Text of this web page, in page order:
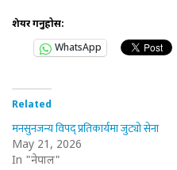
शेयर गर्नुहोस:
WhatsApp
Related
मनसुनजन्य विपद् प्रतिकार्यमा जुट्यो सेना
May 21, 2026
In "नेपाल"